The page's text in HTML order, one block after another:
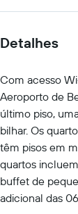
Detalhes
Com acesso
Aeroporto de
último piso,
bilhar. Os
têm pisos em
quartos
buffet de
adicional das